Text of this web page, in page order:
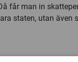
får man in
staten, utan även